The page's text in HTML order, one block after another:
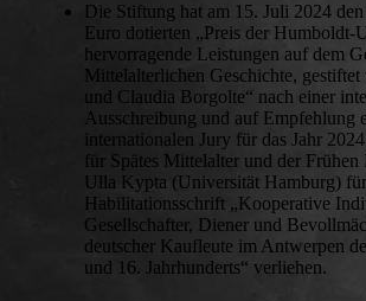
Die Stiftung hat am 15. Juli 2024
Euro dotierten „Preis der Humboldt-
hervorragende Leistungen auf dem
Mittelalterlichen Geschichte,
und Claudia Borgolte“ nach einer
Ausschreibung und auf Empfehlung
internationalen Jury für das Jahr
für Spätes Mittelalter und der Frühen
Ulla Kypta (Universität Hamburg)
Habilitationsschrift „Kooperative
Gesellschafter, Diener und
deutscher Kaufleute im Antwerpen
und 16. Jahrhunderts“ verliehen.